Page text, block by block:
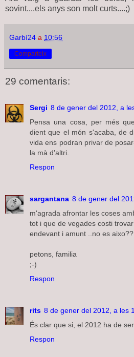
sovint....els anys son molt curts....;)
Garbí24 a 10:56
Comparteix
29 comentaris:
Sergi 8 de gener del 2012, a
Pensa una cosa, per més
dient que el món s'acaba, de
vida ens podran privar de
la mà d'altri.
Respon
sargantana 8 de gener del
m'agrada afrontar les coses
tot i que de vegades costi
endevant i amunt ..no es aixo??
petons, familia
;-)
Respon
rits 8 de gener del 2012, a les
És clar que si, el 2012 ha de
Respon